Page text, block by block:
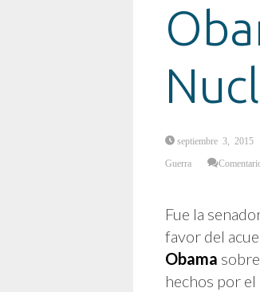
septiembre 3, 2015
Guerra
Fue la
favor del
Obama
hechos por